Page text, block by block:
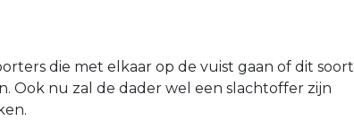
die met elkaar op de vuist gaan of dit soort
Ook nu zal de dader wel een slachtoffer zijn